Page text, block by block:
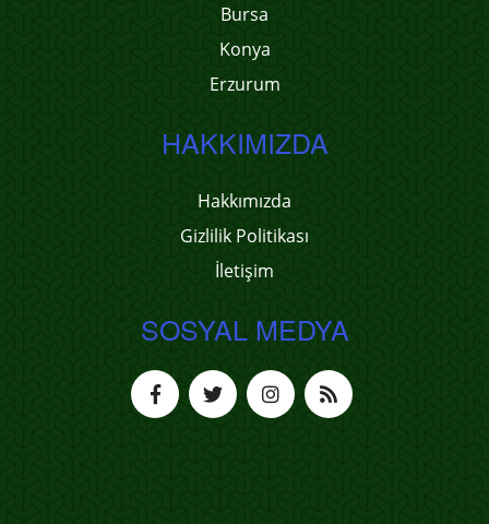
Bursa
Konya
Erzurum
HAKKIMIZDA
Hakkımızda
Gizlilik Politikası
İletişim
SOSYAL MEDYA